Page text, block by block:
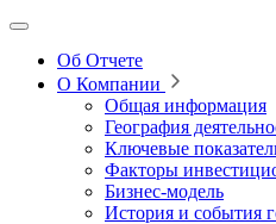
Об Отчете
О Компании
Общая информация
География
Ключевые
Факторы
Бизнес-модель
История и события